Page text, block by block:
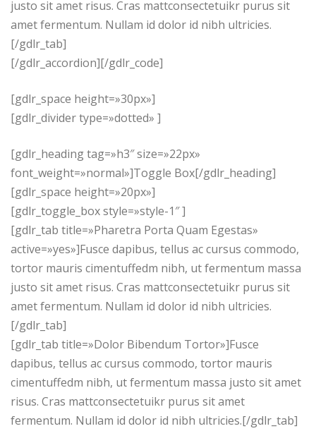
justo sit amet risus. Cras mattconsectetuikr purus sit
amet fermentum. Nullam id dolor id nibh ultricies.
[/gdlr_tab]
[/gdlr_accordion][/gdlr_code]
[gdlr_space height=»30px»]
[gdlr_divider type=»dotted» ]
[gdlr_heading tag=»h3″ size=»22px»
font_weight=»normal»]Toggle Box[/gdlr_heading]
[gdlr_space height=»20px»]
[gdlr_toggle_box style=»style-1″ ]
[gdlr_tab title=»Pharetra Porta Quam Egestas»
active=»yes»]Fusce dapibus, tellus ac cursus commodo,
tortor mauris cimentuffedm nibh, ut fermentum massa
justo sit amet risus. Cras mattconsectetuikr purus sit
amet fermentum. Nullam id dolor id nibh ultricies.
[/gdlr_tab]
[gdlr_tab title=»Dolor Bibendum Tortor»]Fusce
dapibus, tellus ac cursus commodo, tortor mauris
cimentuffedm nibh, ut fermentum massa justo sit amet
risus. Cras mattconsectetuikr purus sit amet
fermentum. Nullam id dolor id nibh ultricies.[/gdlr_tab]